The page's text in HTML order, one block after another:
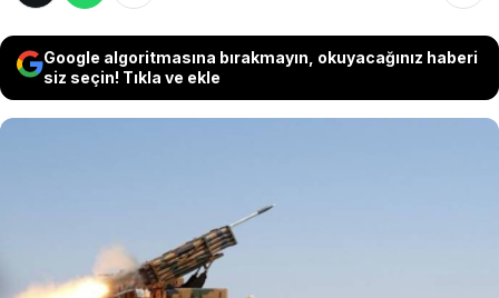
Google algoritmasına bırakmayın, okuyacağınız haberi
siz seçin! Tıkla ve ekle
Türk savunma sanayisinin önde gelen
oyuncularından ve Ağustos 2025'te kayyum
atanan Assan Group Makine Savunma
Sanayi AŞ, TMSF tarafından 416,5 milyon